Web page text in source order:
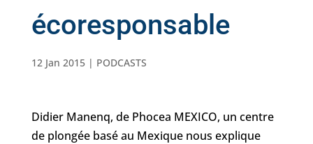
écoresponsable
12 Jan 2015| PODCASTS
Didier Manenq, de Phocea MEXICO, un centre
de plongée basé au Mexique nous explique